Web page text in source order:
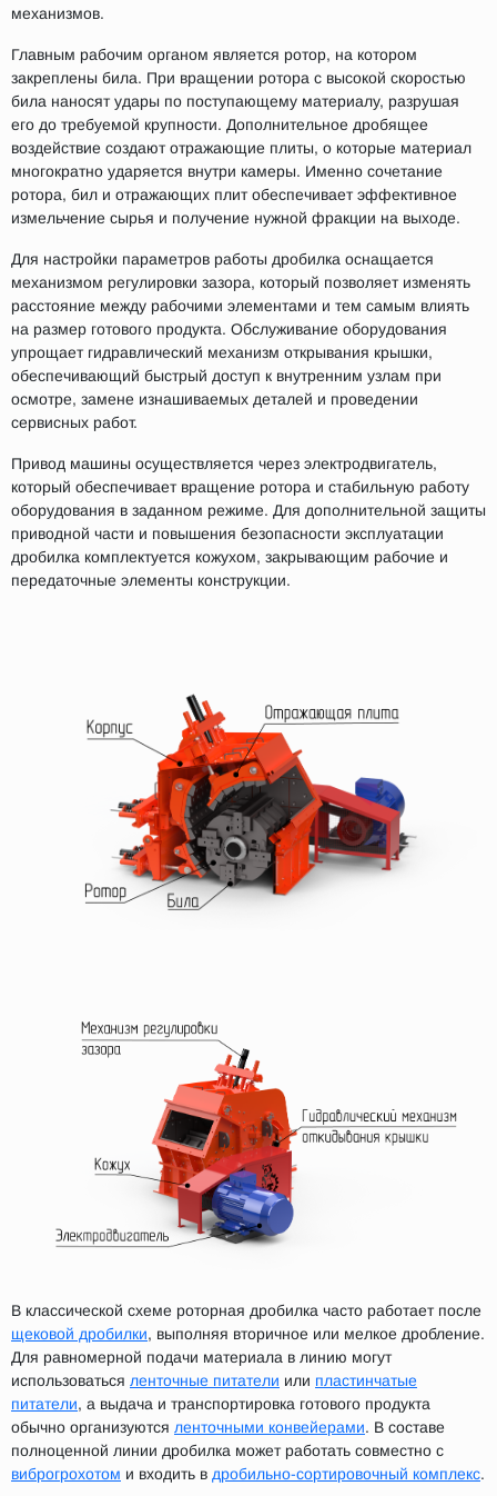
механизмов.
Главным рабочим органом является ротор, на котором
закреплены била. При вращении ротора с высокой скоростью
била наносят удары по поступающему материалу, разрушая
его до требуемой крупности. Дополнительное дробящее
воздействие создают отражающие плиты, о которые материал
многократно ударяется внутри камеры. Именно сочетание
ротора, бил и отражающих плит обеспечивает эффективное
измельчение сырья и получение нужной фракции на выходе.
Для настройки параметров работы дробилка оснащается
механизмом регулировки зазора, который позволяет изменять
расстояние между рабочими элементами и тем самым влиять
на размер готового продукта. Обслуживание оборудования
упрощает гидравлический механизм открывания крышки,
обеспечивающий быстрый доступ к внутренним узлам при
осмотре, замене изнашиваемых деталей и проведении
сервисных работ.
Привод машины осуществляется через электродвигатель,
который обеспечивает вращение ротора и стабильную работу
оборудования в заданном режиме. Для дополнительной защиты
приводной части и повышения безопасности эксплуатации
дробилка комплектуется кожухом, закрывающим рабочие и
передаточные элементы конструкции.
В классической схеме роторная дробилка часто работает после
щековой дробилки, выполняя вторичное или мелкое дробление.
Для равномерной подачи материала в линию могут
использоваться ленточные питатели или пластинчатые
питатели, а выдача и транспортировка готового продукта
обычно организуются ленточными конвейерами. В составе
полноценной линии дробилка может работать совместно с
виброгрохотом и входить в дробильно-сортировочный комплекс.